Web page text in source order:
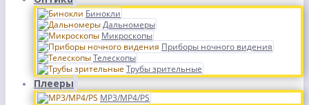
Бинокли
Дальномеры
Микроскопы
Приборы ночного видения
Телескопы
Трубы зрительные
Плееры
MP3/MP4/PS